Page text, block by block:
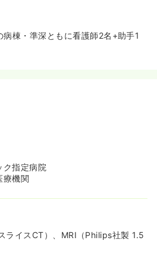
棟・準深ともに看護師2名+助手1
ク指定病院
療機関
ライスCT）、MRI（Philips社製 1.5